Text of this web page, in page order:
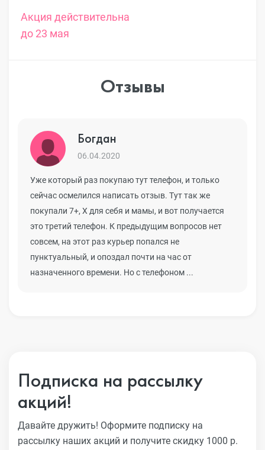
Акция действительна
до 23 мая
Отзывы
Богдан
06.04.2020
Уже который раз покупаю тут телефон, и только
сейчас осмелился написать отзыв. Тут так же
покупали 7+, Х для себя и мамы, и вот получается
это третий телефон. К предыдущим вопросов нет
совсем, на этот раз курьер попался не
пунктуальный, и опоздал почти на час от
назначенного времени. Но с телефоном ...
Подписка на рассылку
акций!
Давайте дружить! Оформите подписку на
рассылку наших акций и получите скидку 1000 р.